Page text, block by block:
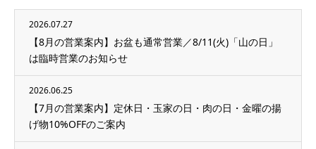
2026.07.27
【8月の営業案内】お盆も通常営業／8/11(火)「山の日」
は臨時営業のお知らせ
2026.06.25
【7月の営業案内】定休日・玉家の日・肉の日・金曜の揚
げ物10%OFFのご案内